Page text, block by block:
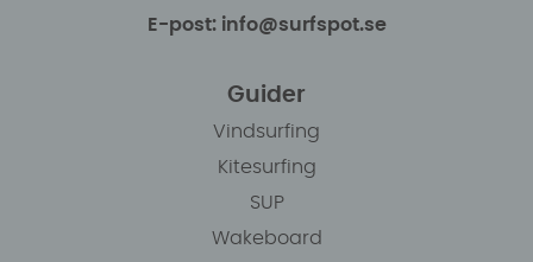
E-post: info@surfspot.se
Guider
Vindsurfing
Kitesurfing
SUP
Wakeboard